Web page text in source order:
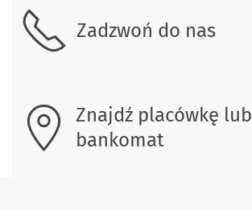
Zadzwoń do nas
Znajdź placówkę lub
bankomat